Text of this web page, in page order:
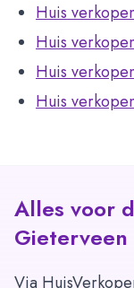
Huis
Huis
Huis
Huis
Alles voor
Gieterveen
Via